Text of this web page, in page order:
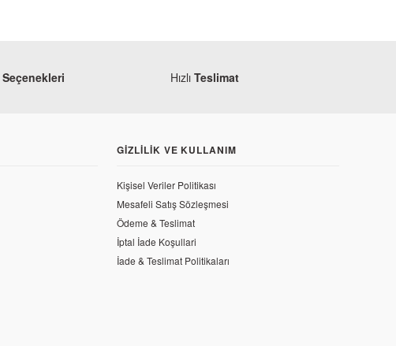
Seçenekleri Hızlı Teslimat
GIZLILIK VE KULLANIM
Kişisel Veriler Politikası
Mesafeli Satış Sözleşmesi
Ödeme & Teslimat
İptal İade Koşullari
İade & Teslimat Politikaları